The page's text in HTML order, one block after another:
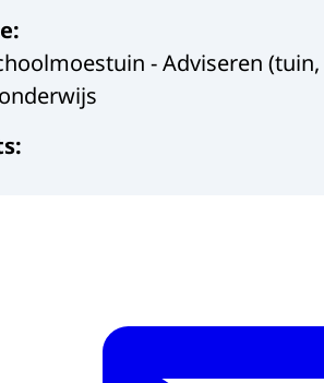
:
- Adviseren
: